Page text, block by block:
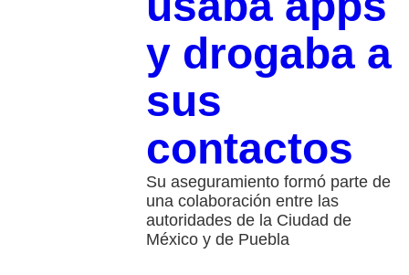
y drogaba a
sus
contactos
Su aseguramiento formó parte de
una colaboración entre las
autoridades de la Ciudad de
México y de Puebla